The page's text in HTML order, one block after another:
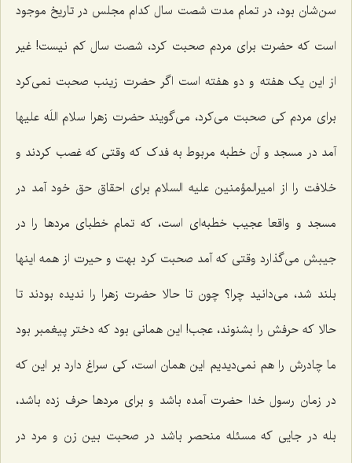
سن‌شان بود، در تمام مدت شصت سال کدام مجلس در تاریخ موجود
است که حضرت برای مردم صحبت کرد، شصت سال کم نیست! غیر
از این یک هفته و دو هفته است اگر حضرت زینب صحبت نمی‌کرد
برای مردم کی صحبت می‌کرد، می‌گویند حضرت زهرا سلام اللَه علیها
آمد در مسجد و آن خطبه مربوط به فدک که وقتی که غصب کردند و
خلافت را از امیرالمؤمنین علیه السلام برای احقاق حق خود آمد در
مسجد و واقعا عجیب خطبه‌ای است، که تمام خطبای مردها را در
جیبش می‌گذارد وقتی که آمد صحبت کرد بهت و حیرت از همه اینها
بلند شد، می‌دانید چرا؟ چون تا حالا حضرت زهرا را ندیده بودند تا
حالا که حرفش را بشنوند، عجب! این همانی بود که دختر پیغمبر بود
ما چادرش را هم نمی‌دیدیم این همان است، کی سراغ دارد بر این که
در زمان رسول خدا حضرت آمده باشد و برای مردها حرف زده باشد،
بله در جایی که مسئله منحصر باشد در صحبت بین زن و مرد در